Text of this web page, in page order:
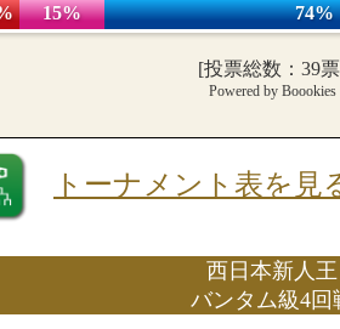
15% 74%
[投票総数：39
Powered by Boookies
トーナメント表を見
西日本新人王
バンタム級4回